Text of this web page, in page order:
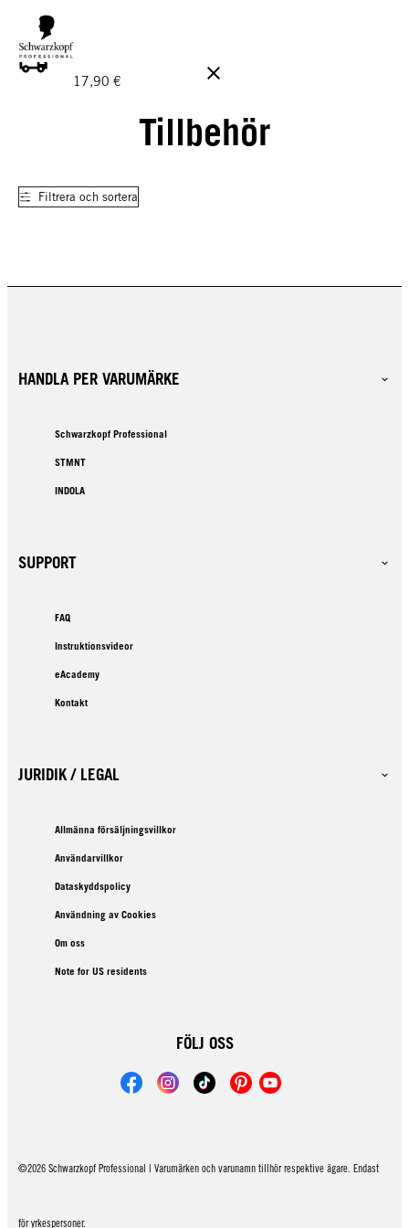
GRATIS LEVERANS PÅ BESTÄLLNINGAR ÖVER 160 €!
17,90 €
Tillbehör
Filtrera och sortera
HANDLA PER VARUMÄRKE
Schwarzkopf Professional
STMNT
INDOLA
SUPPORT
FAQ
Instruktionsvideor
eAcademy
Kontakt
JURIDIK / LEGAL
Allmänna försäljningsvillkor
Användarvillkor
Dataskyddspolicy
Användning av Cookies
Om oss
Note for US residents
FÖLJ OSS
©2026 Schwarzkopf Professional | Varumärken och varunamn tillhör respektive ägare. Endast
för yrkespersoner.